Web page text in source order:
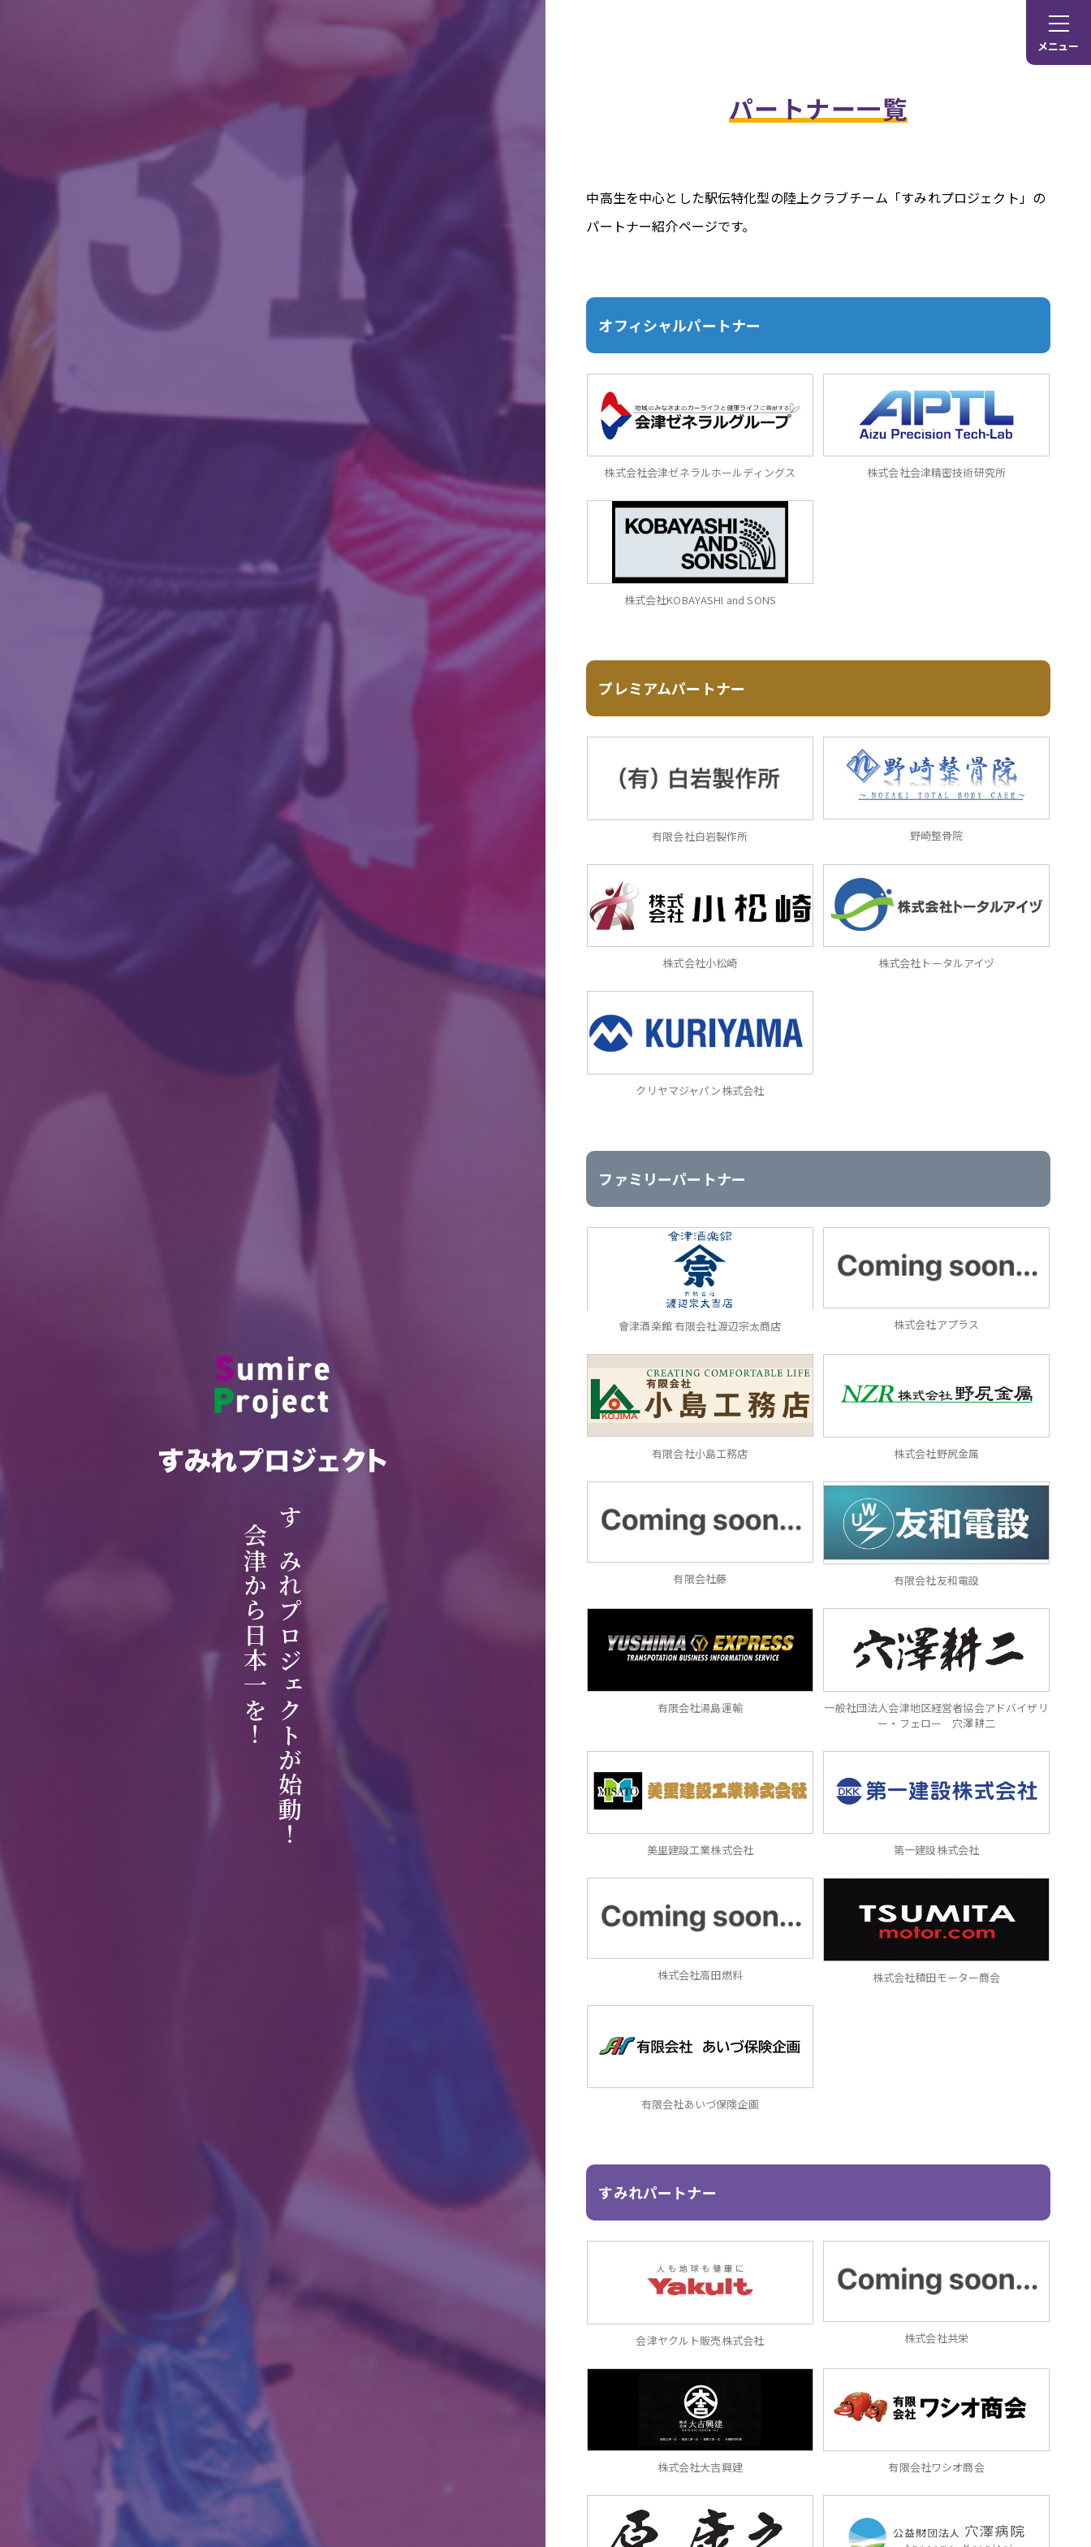
メニュー
すみれプロジェクトが始動！
会津から日本一を！
パートナー一覧
中高生を中心とした駅伝特化型の陸上クラブチーム「すみれプロジェクト」の
パートナー紹介ページです。
オフィシャルパートナー
株式会社会津ゼネラルホールディングス 株式会社会津精密技術研究所
株式会社KOBAYASHI and SONS
プレミアムパートナー
有限会社白岩製作所 野崎整骨院
株式会社小松崎 株式会社トータルアイヅ
クリヤマジャパン株式会社
ファミリーパートナー
會津酒楽館 有限会社渡辺宗太商店 株式会社アプラス
有限会社小島工務店 株式会社野尻金属
有限会社藤 有限会社友和電設
有限会社湯島運輸
一般社団法人会津地区経営者協会アドバイザリ
ー・フェロー 穴澤耕二
美里建設工業株式会社 第一建設株式会社
株式会社高田燃料 株式会社積田モーター商会
有限会社あいづ保険企画
すみれパートナー
会津ヤクルト販売株式会社 株式会社共栄
株式会社大吉興建 有限会社ワシオ商会